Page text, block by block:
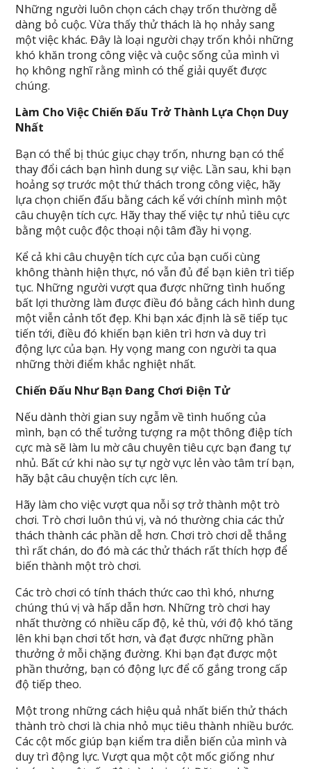
Những người luôn chọn cách chạy trốn thường dễ
dàng bỏ cuộc. Vừa thấy thử thách là họ nhảy sang
một việc khác. Đây là loại người chạy trốn khỏi những
khó khăn trong công việc và cuộc sống của mình vì
họ không nghĩ rằng mình có thể giải quyết được
chúng.
Làm Cho Việc Chiến Đấu Trở Thành Lựa Chọn Duy
Nhất
Bạn có thể bị thúc giục chạy trốn, nhưng bạn có thể
thay đổi cách bạn hình dung sự việc. Lần sau, khi bạn
hoảng sợ trước một thứ thách trong công việc, hãy
lựa chọn chiến đấu bằng cách kể với chính mình một
câu chuyện tích cực. Hãy thay thế việc tự nhủ tiêu cực
bằng một cuộc độc thoại nội tâm đầy hi vọng.
Kể cả khi câu chuyện tích cực của bạn cuối cùng
không thành hiện thực, nó vẫn đủ để bạn kiên trì tiếp
tục. Những người vượt qua được những tình huống
bất lợi thường làm được điều đó bằng cách hình dung
một viễn cảnh tốt đẹp. Khi bạn xác định là sẽ tiếp tục
tiến tới, điều đó khiến bạn kiên trì hơn và duy trì
động lực của bạn. Hy vọng mang con người ta qua
những thời điểm khắc nghiệt nhất.
Chiến Đấu Như Bạn Đang Chơi Điện Tử
Nếu dành thời gian suy ngẫm về tình huống của
mình, bạn có thể tưởng tượng ra một thông điệp tích
cực mà sẽ làm lu mờ câu chuyên tiêu cực bạn đang tự
nhủ. Bất cứ khi nào sự tự ngờ vực lẻn vào tâm trí bạn,
hãy bật câu chuyện tích cực lên.
Hãy làm cho việc vượt qua nỗi sợ trở thành một trò
chơi. Trò chơi luôn thú vị, và nó thường chia các thử
thách thành các phần dễ hơn. Chơi trò chơi dễ thắng
thì rất chán, do đó mà các thử thách rất thích hợp để
biến thành một trò chơi.
Các trò chơi có tính thách thức cao thì khó, nhưng
chúng thú vị và hấp dẫn hơn. Những trò chơi hay
nhất thường có nhiều cấp độ, kẻ thù, với độ khó tăng
lên khi bạn chơi tốt hơn, và đạt được những phần
thưởng ở mỗi chặng đường. Khi bạn đạt được một
phần thưởng, bạn có động lực để cố gắng trong cấp
độ tiếp theo.
Một trong những cách hiệu quả nhất biến thử thách
thành trò chơi là chia nhỏ mục tiêu thành nhiều bước.
Các cột mốc giúp bạn kiểm tra diễn biến của mình và
duy trì động lực. Vượt qua một cột mốc giống như